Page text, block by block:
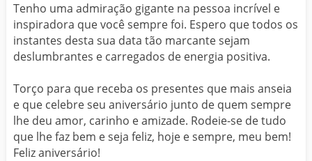
Tenho uma admiração gigante na pessoa incrível e
inspiradora que você sempre foi. Espero que todos os
instantes desta sua data tão marcante sejam
deslumbrantes e carregados de energia positiva.
Torço para que receba os presentes que mais anseia
e que celebre seu aniversário junto de quem sempre
lhe deu amor, carinho e amizade. Rodeie-se de tudo
que lhe faz bem e seja feliz, hoje e sempre, meu bem!
Feliz aniversário!